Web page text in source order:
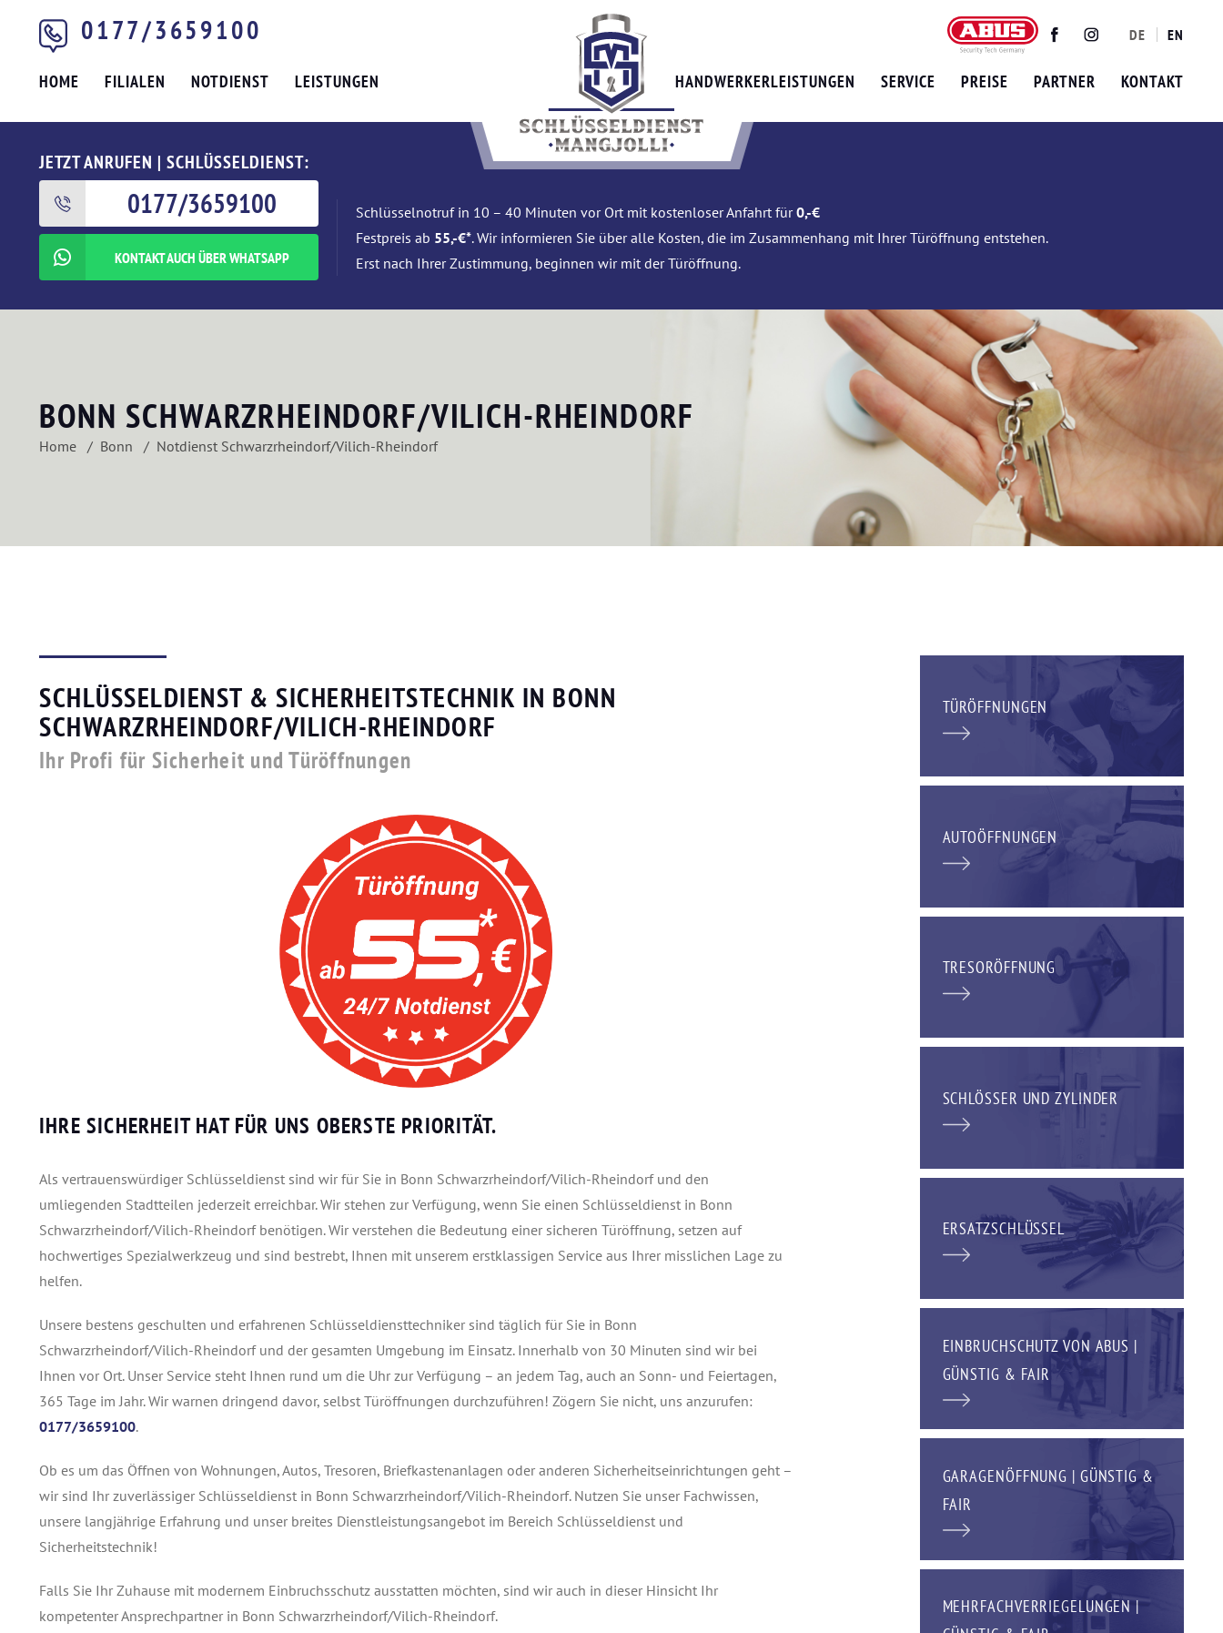
0177/3659100 TwitterFacebookInstagram
DE EN
HOME FILIALEN NOTDIENST LEISTUNGEN HANDWERKERLEISTUNGEN SERVICE PREISE PARTNER KONTAKT
JETZT ANRUFEN | SCHLÜSSELDIENST:
0177/3659100
KONTAKT AUCH ÜBER WHATSAPP
Schlüsselnotruf in 10 – 40 Minuten vor Ort mit kostenloser Anfahrt für0,-€
Festpreis ab 55,-€*. Wir informieren Sie über alle Kosten, die im Zusammenhang mit Ihrer Türöffnung entstehen.
Erst nach Ihrer Zustimmung, beginnen wir mit der Türöffnung.
BONN SCHWARZRHEINDORF/VILICH-RHEINDORF
Home Bonn Notdienst Schwarzrheindorf/Vilich-Rheindorf
SCHLÜSSELDIENST & SICHERHEITSTECHNIK IN BONN
SCHWARZRHEINDORF/VILICH-RHEINDORF
Ihr Profi für Sicherheit und Türöffnungen
IHRE SICHERHEIT HAT FÜR UNS OBERSTE PRIORITÄT.
Als vertrauenswürdiger Schlüsseldienst sind wir für Sie in Bonn Schwarzrheindorf/Vilich-Rheindorf und den
umliegenden Stadtteilen jederzeit erreichbar. Wir stehen zur Verfügung, wenn Sie einen Schlüsseldienst in Bonn
Schwarzrheindorf/Vilich-Rheindorf benötigen. Wir verstehen die Bedeutung einer sicheren Türöffnung, setzen auf
hochwertiges Spezialwerkzeug und sind bestrebt, Ihnen mit unserem erstklassigen Service aus Ihrer misslichen Lage zu
helfen.
Unsere bestens geschulten und erfahrenen Schlüsseldiensttechniker sind täglich für Sie in Bonn
Schwarzrheindorf/Vilich-Rheindorf und der gesamten Umgebung im Einsatz. Innerhalb von 30 Minuten sind wir bei
Ihnen vor Ort. Unser Service steht Ihnen rund um die Uhr zur Verfügung – an jedem Tag, auch an Sonn- und Feiertagen,
365 Tage im Jahr. Wir warnen dringend davor, selbst Türöffnungen durchzuführen! Zögern Sie nicht, uns anzurufen:
0177/3659100.
Ob es um das Öffnen von Wohnungen, Autos, Tresoren, Briefkastenanlagen oder anderen Sicherheitseinrichtungen geht –
wir sind Ihr zuverlässiger Schlüsseldienst in Bonn Schwarzrheindorf/Vilich-Rheindorf. Nutzen Sie unser Fachwissen,
unsere langjährige Erfahrung und unser breites Dienstleistungsangebot im Bereich Schlüsseldienst und
Sicherheitstechnik!
Falls Sie Ihr Zuhause mit modernem Einbruchsschutz ausstatten möchten, sind wir auch in dieser Hinsicht Ihr
kompetenter Ansprechpartner in Bonn Schwarzrheindorf/Vilich-Rheindorf.
TÜRÖFFNUNGEN
AUTOÖFFNUNGEN
TRESORÖFFNUNG
SCHLÖSSER UND ZYLINDER
ERSATZSCHLÜSSEL
EINBRUCHSCHUTZ VON ABUS |
GÜNSTIG & FAIR
GARAGENÖFFNUNG | GÜNSTIG &
FAIR
MEHRFACHVERRIEGELUNGEN |